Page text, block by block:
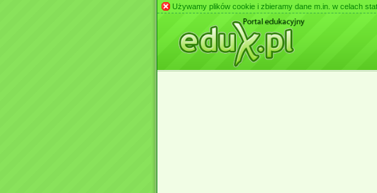
Używamy plików cookie i zbieramy dane m.in. w celach